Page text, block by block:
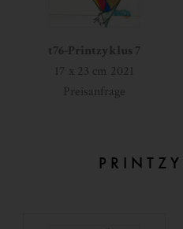
t76-Printzyklus 7
17 x 23 cm 2021
Preisanfrage